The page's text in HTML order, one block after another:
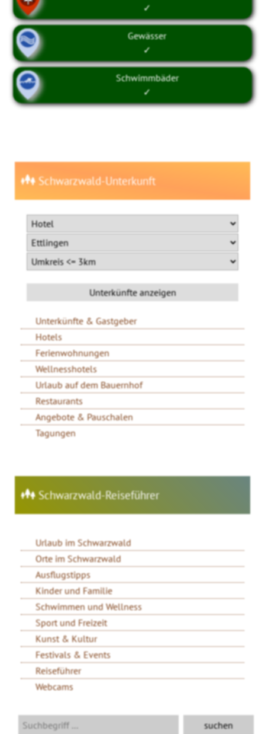
✓
Gewässer
✓
Schwimmbäder
✓
Schwarzwald-Unterkunft
Unterkünfte & Gastgeber
Hotels
Ferienwohnungen
Wellnesshotels
Urlaub auf dem Bauernhof
Restaurants
Angebote & Pauschalen
Tagungen
Schwarzwald-Reiseführer
Urlaub im Schwarzwald
Orte im Schwarzwald
Ausflugstipps
Kinder und Familie
Schwimmen und Wellness
Sport und Freizeit
Kunst & Kultur
Festivals & Events
Reiseführer
Webcams